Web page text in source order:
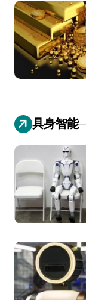
具身智能